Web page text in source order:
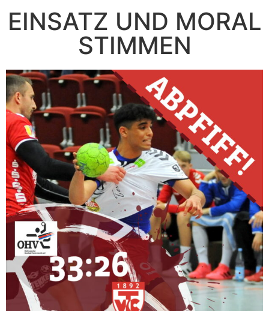
Handballabteilung
Termine
Shop
EINSATZ UND MORAL
STIMMEN